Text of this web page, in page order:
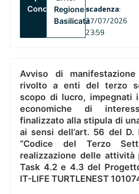
ConcorsiRegione
Basilicata
scadenza:
27/07/2026
23:59
Avviso di
rivolto a enti del terzo
scopo di lucro, impegnati
economiche di
finalizzato alla stipula di
ai sensi dell’art. 56 del D.
“Codice del Terzo
realizzazione delle attività
Task 4.2 e 4.3 del
IT-LIFE TURTLENEST